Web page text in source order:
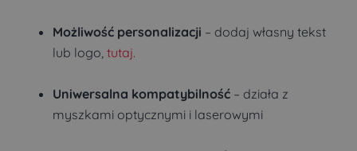
Możliwość personalizacji – dodaj własny tekst
lub logo, tutaj.
Uniwersalna kompatybilność – działa z
myszkami optycznymi i laserowymi